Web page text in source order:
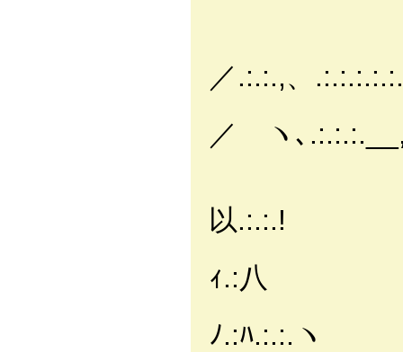
／.:.:.,、
／ ヽ､
以.:.:.!
ｨ.:八
ﾉ.:ﾊ.:.:.ヽ